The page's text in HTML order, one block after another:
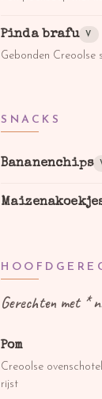
Pinda brafu V
Gebonden Creoolse
SNACKS
Bananenchips
Gerechten met *
Pom
Creoolse
rijst